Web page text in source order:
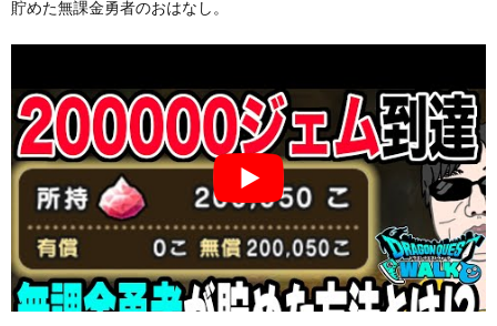
貯めた無課金勇者のおはなし。